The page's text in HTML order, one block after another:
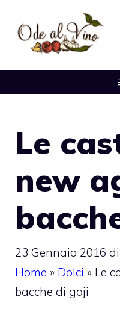
contenuto
Le
new
23 Gennaio 2016 di
Home » Dolci » Le
bacche di goji